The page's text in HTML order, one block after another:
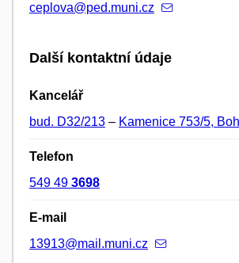
ceplova@ped.muni.cz
Další kontaktní údaje
Kancelář
bud. D32/213 – Kamenice 753/5,
Telefon
549 49 3698
E-mail
13913@mail.muni.cz